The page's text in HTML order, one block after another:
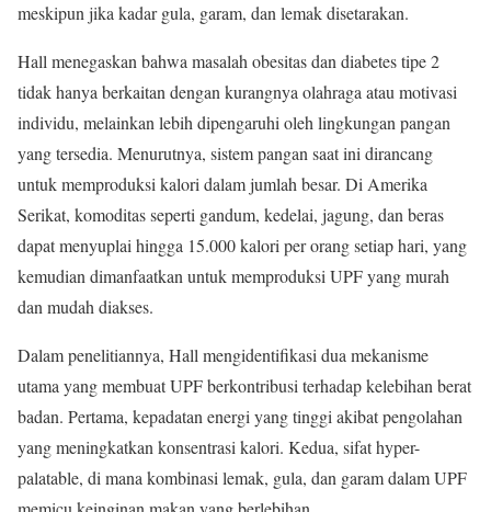
meskipun jika kadar gula, garam, dan lemak disetarakan.
Hall menegaskan bahwa masalah obesitas dan diabetes tipe 2
tidak hanya berkaitan dengan kurangnya olahraga atau motivasi
individu, melainkan lebih dipengaruhi oleh lingkungan pangan
yang tersedia. Menurutnya, sistem pangan saat ini dirancang
untuk memproduksi kalori dalam jumlah besar. Di Amerika
Serikat, komoditas seperti gandum, kedelai, jagung, dan beras
dapat menyuplai hingga 15.000 kalori per orang setiap hari, yang
kemudian dimanfaatkan untuk memproduksi UPF yang murah
dan mudah diakses.
Dalam penelitiannya, Hall mengidentifikasi dua mekanisme
utama yang membuat UPF berkontribusi terhadap kelebihan berat
badan. Pertama, kepadatan energi yang tinggi akibat pengolahan
yang meningkatkan konsentrasi kalori. Kedua, sifat hyper-
palatable, di mana kombinasi lemak, gula, dan garam dalam UPF